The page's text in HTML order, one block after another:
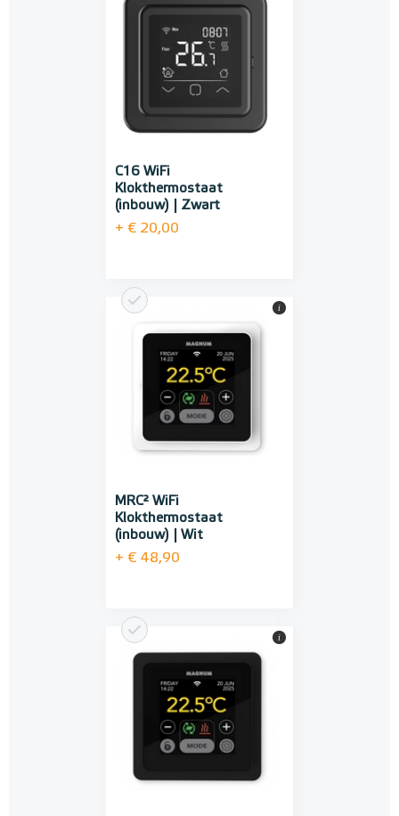
C16 WiFi
Klokthermostaat
(inbouw) | Zwart
+ € 20,00
MRC² WiFi
Klokthermostaat
(inbouw) | Wit
+ € 48,90
i
i